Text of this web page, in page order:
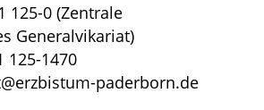
125-0 (Zentrale
Generalvikariat)
125-1470
paderborn.de